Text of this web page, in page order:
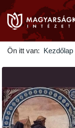
Ön itt van: Kezdőlap